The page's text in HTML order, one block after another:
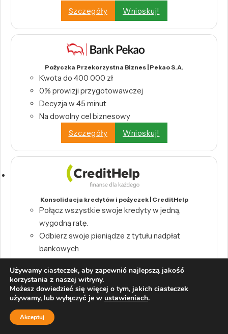
Szczegóły
Wnioskuj!
Pożyczka Przekorzystna Biznes | Pekao S.A.
Kwota do 400 000 zł
0% prowizji przygotowawczej
Decyzja w 45 minut
Na dowolny cel biznesowy
Szczegóły
Wnioskuj!
Konsolidacja kredytów i pożyczek | CreditHelp
Połącz wszystkie swoje kredyty w jedną,
wygodną ratę.
Odbierz swoje pieniądze z tytułu nadpłat
bankowych.
Wystarczy raport BIK, by skorzystać z
konsolidacji.
Szczegóły
Wnioskuj!
Używamy ciasteczek, aby zapewnić najlepszą jakość
korzystania z naszej witryny.
Możesz dowiedzieć się więcej o tym, jakich ciasteczek
używamy, lub wyłączyć je w ustawieniach.
Akceptuj